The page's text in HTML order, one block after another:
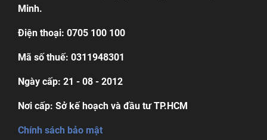
Minh.
Điện thoại: 0705 100 100
Mã số thuế: 0311948301
Ngày cấp: 21 - 08 - 2012
Nơi cấp: Sở kế hoạch và đầu tư TP.HCM
Chính sách bảo mật